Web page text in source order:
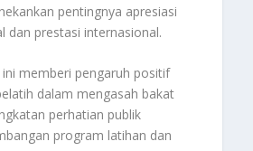
pentingnya apresiasi
dan prestasi internasional.
memberi pengaruh positif
dalam mengasah bakat
perhatian publik
program latihan dan